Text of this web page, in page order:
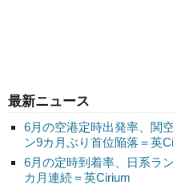
最新ニュース
6月の空港定時出発率、関
ン9カ月ぶり首位陥落＝英
6月の定時到着率、日系ラ
カ月連続＝英Cirium